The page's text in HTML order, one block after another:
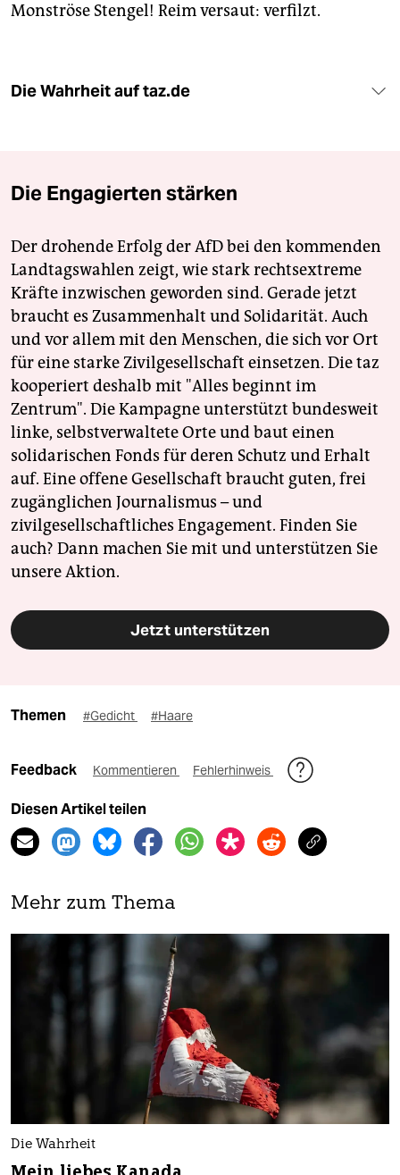
Monströse Stengel! Reim versaut: verfilzt.
Die Wahrheit auf taz.de
Die Engagierten stärken
Der drohende Erfolg der AfD bei den kommenden
Landtagswahlen zeigt, wie stark rechtsextreme
Kräfte inzwischen geworden sind. Gerade jetzt
braucht es Zusammenhalt und Solidarität. Auch
und vor allem mit den Menschen, die sich vor Ort
für eine starke Zivilgesellschaft einsetzen. Die taz
kooperiert deshalb mit "Alles beginnt im
Zentrum". Die Kampagne unterstützt bundesweit
linke, selbstverwaltete Orte und baut einen
solidarischen Fonds für deren Schutz und Erhalt
auf. Eine offene Gesellschaft braucht guten, frei
zugänglichen Journalismus – und
zivilgesellschaftliches Engagement. Finden Sie
auch? Dann machen Sie mit und unterstützen Sie
unsere Aktion.
Jetzt unterstützen
Themen #Gedicht #Haare
Feedback Kommentieren Fehlerhinweis
Diesen Artikel teilen
Mehr zum Thema
Die Wahrheit